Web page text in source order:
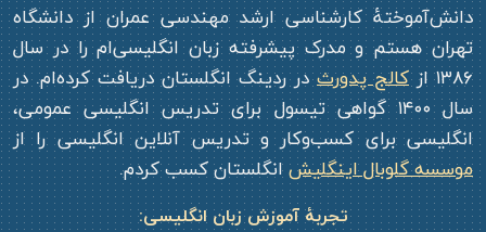
دانش‌آموختۀ کارشناسی ارشد مهندسی عمران از دانشگاه
تهران هستم و مدرک پیشرفته‌ زبان انگلیسی‌ام را در سال
۱۳۸۶ از
کالج پدورثدر ردینگ انگلستان دریافت کرده‌ام. در
سال ۱۴۰۰ گواهی تیسول برای تدریس انگلیسی عمومی،
انگلیسی برای کسب‌و‌کار و تدریس آنلاین انگلیسی را از
موسسه‌ گلوبال اینگلیشانگلستان کسب کردم.
تجربۀ آموزش زبان انگلیسی: